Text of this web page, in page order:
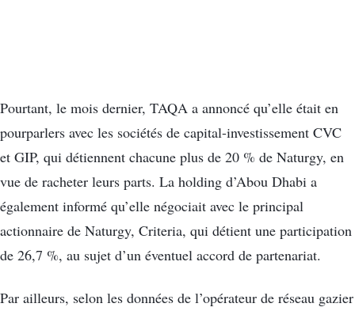
Pourtant, le mois dernier, TAQA a annoncé qu’elle était en
pourparlers avec les sociétés de capital-investissement CVC
et GIP, qui détiennent chacune plus de 20 % de Naturgy, en
vue de racheter leurs parts. La holding d’Abou Dhabi a
également informé qu’elle négociait avec le principal
actionnaire de Naturgy, Criteria, qui détient une participation
de 26,7 %, au sujet d’un éventuel accord de partenariat.
Par ailleurs, selon les données de l’opérateur de réseau gazier